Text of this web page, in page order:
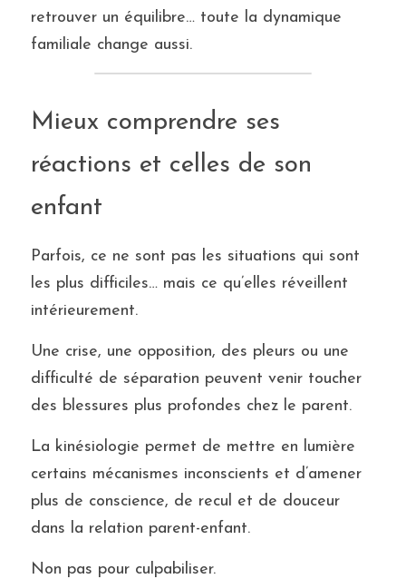
retrouver un équilibre… toute la dynamique
familiale change aussi.
Mieux comprendre ses
réactions et celles de son
enfant
Parfois, ce ne sont pas les situations qui sont
les plus difficiles… mais ce qu’elles réveillent
intérieurement.
Une crise, une opposition, des pleurs ou une
difficulté de séparation peuvent venir toucher
des blessures plus profondes chez le parent.
La kinésiologie permet de mettre en lumière
certains mécanismes inconscients et d’amener
plus de conscience, de recul et de douceur
dans la relation parent-enfant.
Non pas pour culpabiliser.